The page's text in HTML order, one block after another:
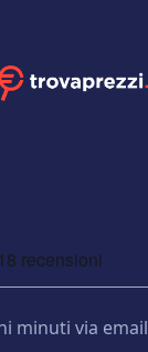
minuti via email